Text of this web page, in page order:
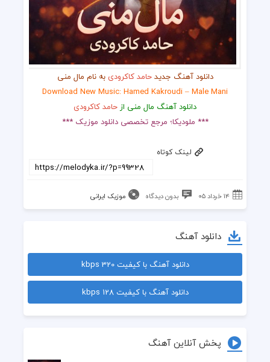
دانلود آهنگ جدیدحامد کاکرودی به نام مال منی
Download New Music: Hamed Kakroudi – Male Mani
دانلود آهنگ مال منی از حامد کاکرودی
*** ملودیکا؛ مرجع تخصصی دانلود موزیک ***
لینک کوتاه
۱۴ خرداد ۰۵ بدون دیدگاه موزیک ایرانی
دانلود آهنگ
دانلود آهنگ با کیفیت 320 kbps
دانلود آهنگ با کیفیت 128 kbps
پخش آنلاین آهنگ